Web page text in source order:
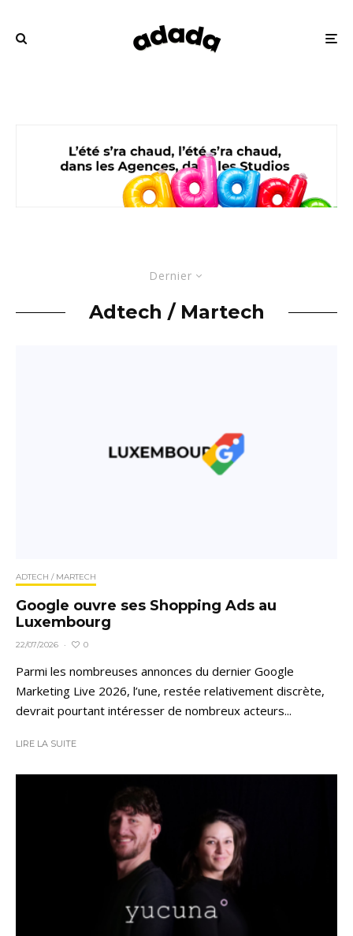
Dernier
Adtech / Martech
ADTECH / MARTECH
Google ouvre ses Shopping Ads au
Luxembourg
22/07/2026 · 0
Parmi les nombreuses annonces du dernier Google
Marketing Live 2026, l’une, restée relativement discrète,
devrait pourtant intéresser de nombreux acteurs...
LIRE LA SUITE